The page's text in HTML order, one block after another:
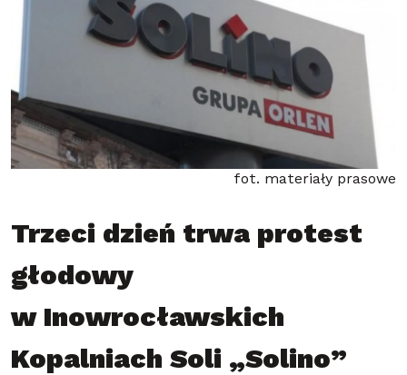
fot. materiały prasowe
Trzeci dzień trwa protest
głodowy
w Inowrocławskich
Kopalniach Soli „Solino”